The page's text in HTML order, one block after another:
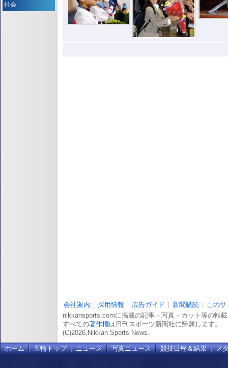
社会
会社案内 採用情報 広告ガイド 新聞購読
この
nikkansports.comに掲載の記事・写真・カット等の転
すべての著作権は日刊スポーツ新聞社に帰属します。
(C)2026,Nikkan Sports News.
ホーム 五輪トップ ニュース 写真ニュース 競技日程＆結果 メ